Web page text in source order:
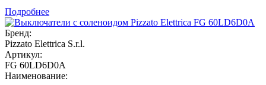
Подробнее
Бренд:
Pizzato Elettrica S.r.l.
Артикул:
FG 60LD6D0A
Наименование: